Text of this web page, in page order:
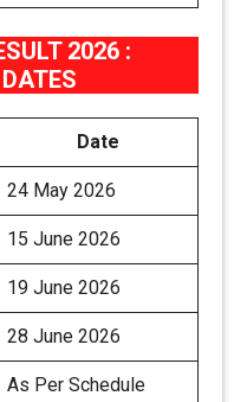
2026 :
Date
24 May 2026
15 June 2026
19 June 2026
28 June 2026
As Per Schedule